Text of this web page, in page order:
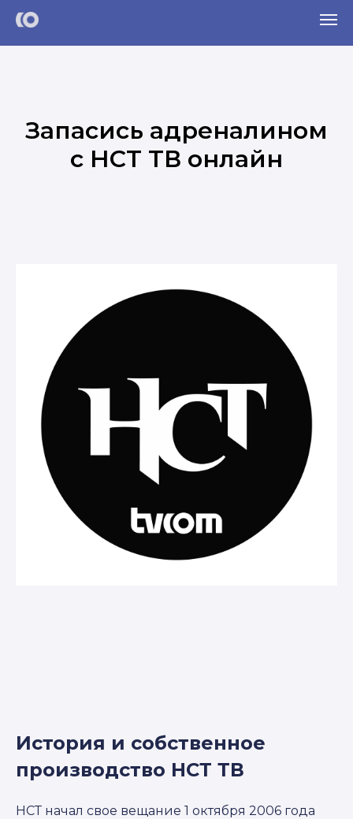
Запасись адреналином
с НСТ ТВ онлайн
История и собственное
производство НСТ ТВ
НСТ начал свое вещание 1 октября 2006 года